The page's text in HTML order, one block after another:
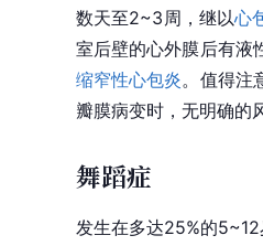
数天至2~3周，继以心
室后壁的心外膜后有液
缩窄性心包炎。值得注
瓣膜病变时，无明确的
舞蹈症
发生在多达25%的